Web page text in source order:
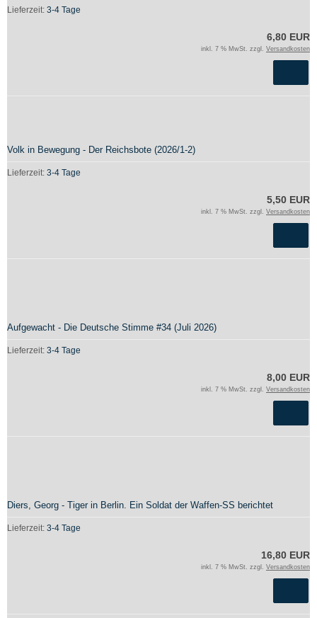
Lieferzeit: 3-4 Tage
6,80 EUR
inkl. 7 % MwSt. zzgl. Versandkosten
Volk in Bewegung - Der Reichsbote (2026/1-2)
Lieferzeit: 3-4 Tage
5,50 EUR
inkl. 7 % MwSt. zzgl. Versandkosten
Aufgewacht - Die Deutsche Stimme #34 (Juli 2026)
Lieferzeit: 3-4 Tage
8,00 EUR
inkl. 7 % MwSt. zzgl. Versandkosten
Diers, Georg - Tiger in Berlin. Ein Soldat der Waffen-SS berichtet
Lieferzeit: 3-4 Tage
16,80 EUR
inkl. 7 % MwSt. zzgl. Versandkosten